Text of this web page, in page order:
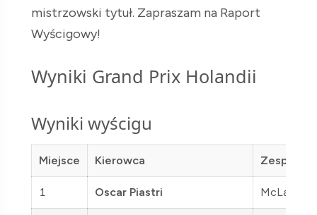
mistrzowski tytuł. Zapraszam na Raport
Wyścigowy!
Wyniki Grand Prix Holandii
Wyniki wyścigu
Miejsce Kierowca Zespół
1 Oscar Piastri McLaren